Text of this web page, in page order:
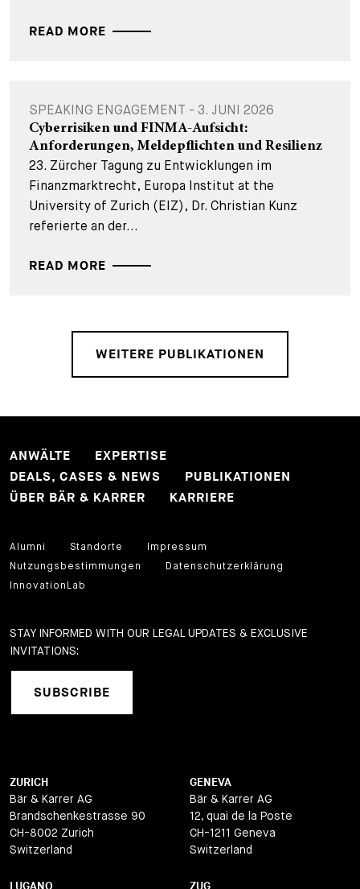
READ MORE
SPEAKING ENGAGEMENT - 3. JUNI 2026
Cyberrisiken und FINMA-Aufsicht:
Anforderungen, Meldepflichten und Resilienz
23. Zürcher Tagung zu Entwicklungen im
Finanzmarktrecht, Europa Institut at the
University of Zurich (EIZ), Dr. Christian Kunz
referierte an der...
READ MORE
WEITERE PUBLIKATIONEN
ANWÄLTE
EXPERTISE
DEALS, CASES & NEWS
PUBLIKATIONEN
ÜBER BÄR & KARRER
KARRIERE
Alumni Standorte
Impressum
Nutzungsbestimmungen
Datenschutzerklärung
InnovationLab
STAY INFORMED WITH OUR LEGAL UPDATES & EXCLUSIVE
INVITATIONS:
SUBSCRIBE
ZURICH
Bär & Karrer AG
Brandschenkestrasse 90
CH-8002 Zurich
Switzerland
GENEVA
Bär & Karrer AG
12, quai de la Poste
CH-1211 Geneva
Switzerland
LUGANO ZUG